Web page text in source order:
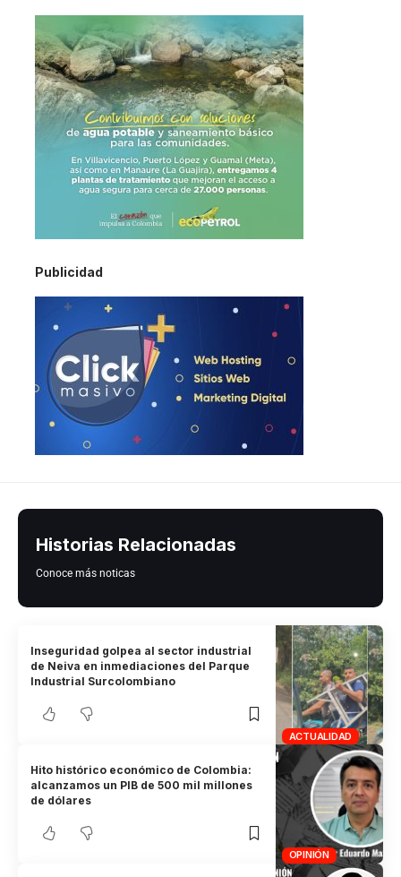
Publicidad
Historias Relacionadas
Conoce más noticas
ACTUALIDAD
Inseguridad golpea al sector industrial
de Neiva en inmediaciones del Parque
Industrial Surcolombiano
OPINIÓN
Hito histórico económico de Colombia:
alcanzamos un PIB de 500 mil millones
de dólares